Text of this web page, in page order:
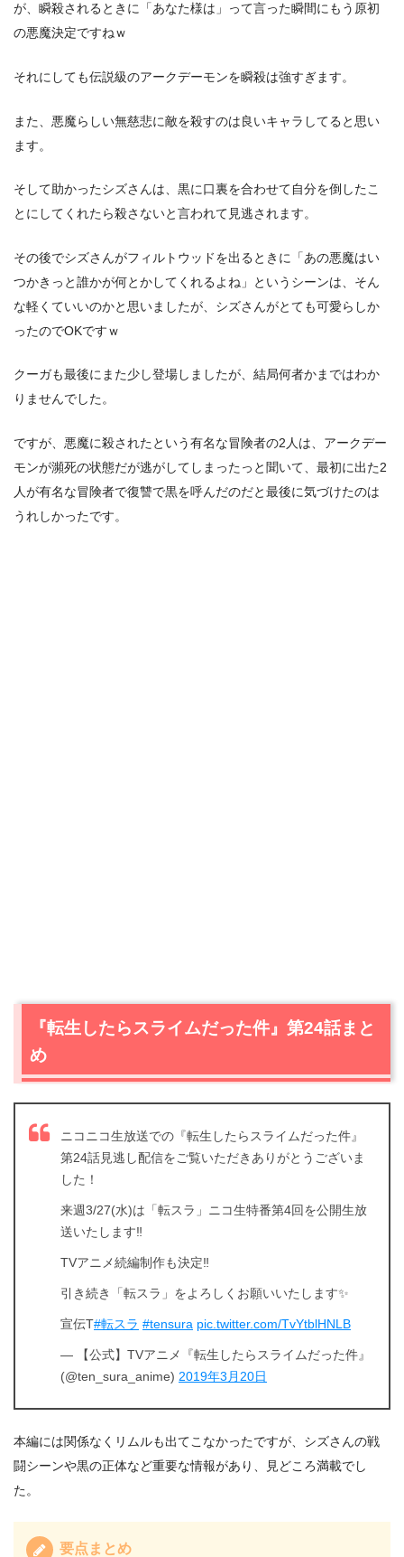
が、瞬殺されるときに「あなた様は」って言った瞬間にもう原初
の悪魔決定ですねｗ
それにしても伝説級のアークデーモンを瞬殺は強すぎます。
また、悪魔らしい無慈悲に敵を殺すのは良いキャラしてると思い
ます。
そして助かったシズさんは、黒に口裏を合わせて自分を倒したこ
とにしてくれたら殺さないと言われて見逃されます。
その後でシズさんがフィルトウッドを出るときに「あの悪魔はい
つかきっと誰かが何とかしてくれるよね」というシーンは、そん
な軽くていいのかと思いましたが、シズさんがとても可愛らしか
ったのでOKですｗ
クーガも最後にまた少し登場しましたが、結局何者かまではわか
りませんでした。
ですが、悪魔に殺されたという有名な冒険者の2人は、アークデー
モンが瀕死の状態だが逃がしてしまったっと聞いて、最初に出た2
人が有名な冒険者で復讐で黒を呼んだのだと最後に気づけたのは
うれしかったです。
『転生したらスライムだった件』第24話まと
め
ニコニコ生放送での『転生したらスライムだった件』
第24話見逃し配信をご覧いただきありがとうございま
した！
来週3/27(水)は「転スラ」ニコ生特番第4回を公開生放
送いたします‼️
TVアニメ続編制作も決定‼️
引き続き「転スラ」をよろしくお願いいたします✨
宣伝T#転スラ #tensura pic.twitter.com/TvYtblHNLB
— 【公式】TVアニメ『転生したらスライムだった件』
(@ten_sura_anime) 2019年3月20日
本編には関係なくリムルも出てこなかったですが、シズさんの戦
闘シーンや黒の正体など重要な情報があり、見どころ満載でし
た。
要点まとめ